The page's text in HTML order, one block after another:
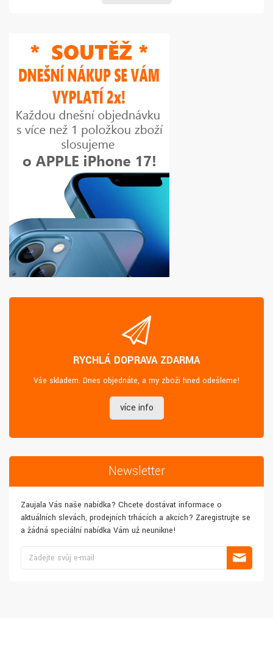
RYCHLÁ DOPRAVA ZDARMA
Vše skladem. Dnes objednáte, a my zboží hned odešleme!
více info
Newsletter
Zaujala Vás naše nabídka? Chcete dostávat informace o
aktuálních slevách, prodejních trhácích a akcích? Zaregistrujte se
a žádná speciální nabídka Vám už neunikne!